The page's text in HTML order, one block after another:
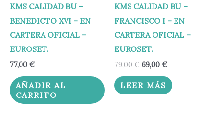
KMS CALIDAD BU –
BENEDICTO XVI – EN
CARTERA OFICIAL –
EUROSET.
77,00 €
AÑADIR AL
CARRITO
KMS CALIDAD BU –
FRANCISCO I – EN
CARTERA OFICIAL –
EUROSET.
79,00€ 69,00 €
LEER MÁS